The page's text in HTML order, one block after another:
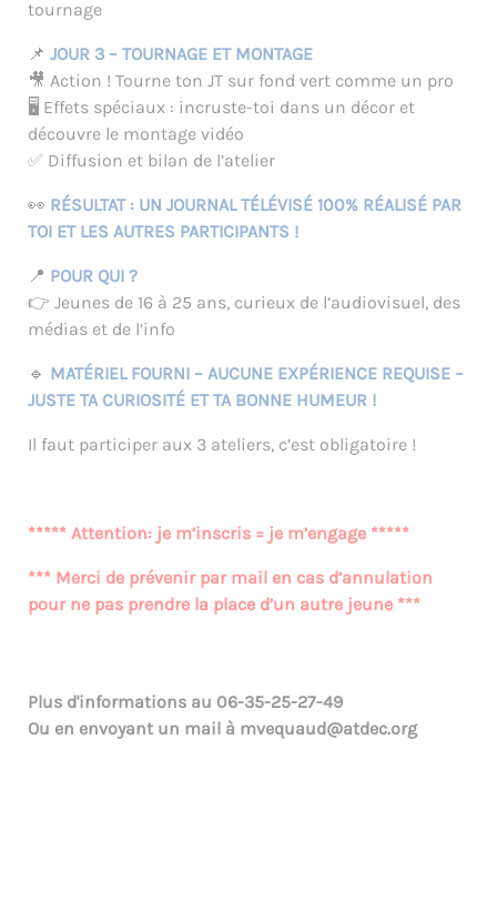
tournage
📌 JOUR 3 – TOURNAGE ET MONTAGE
🎥 Action ! Tourne ton JT sur fond vert comme un pro
🖥️ Effets spéciaux : incruste-toi dans un décor et
découvre le montage vidéo
✅ Diffusion et bilan de l’atelier
👀 RÉSULTAT : UN JOURNAL TÉLÉVISÉ 100% RÉALISÉ PAR
TOI ET LES AUTRES PARTICIPANTS !
📍 POUR QUI ?
👉 Jeunes de 16 à 25 ans, curieux de l’audiovisuel, des
médias et de l’info
🔹 MATÉRIEL FOURNI – AUCUNE EXPÉRIENCE REQUISE –
JUSTE TA CURIOSITÉ ET TA BONNE HUMEUR !
Il faut participer aux 3 ateliers, c’est obligatoire !
***** Attention: je m’inscris = je m’engage *****
*** Merci de prévenir par mail en cas d’annulation
pour ne pas prendre la place d’un autre jeune ***
Plus d'informations au 06-35-25-27-49
Ou en envoyant un mail à mvequaud@atdec.org